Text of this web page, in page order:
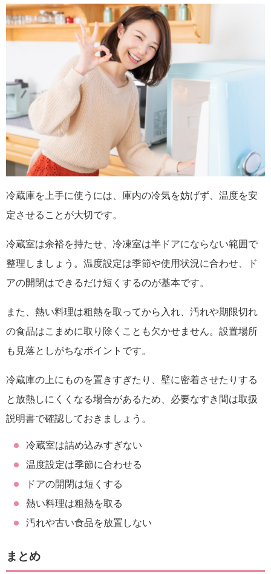
冷蔵庫を上手に使うには、庫内の冷気を妨げず、温度を安
定させることが大切です。
冷蔵室は余裕を持たせ、冷凍室は半ドアにならない範囲で
整理しましょう。温度設定は季節や使用状況に合わせ、ド
アの開閉はできるだけ短くするのが基本です。
また、熱い料理は粗熱を取ってから入れ、汚れや期限切れ
の食品はこまめに取り除くことも欠かせません。設置場所
も見落としがちなポイントです。
冷蔵庫の上にものを置きすぎたり、壁に密着させたりする
と放熱しにくくなる場合があるため、必要なすき間は取扱
説明書で確認しておきましょう。
冷蔵室は詰め込みすぎない
温度設定は季節に合わせる
ドアの開閉は短くする
熱い料理は粗熱を取る
汚れや古い食品を放置しない
まとめ